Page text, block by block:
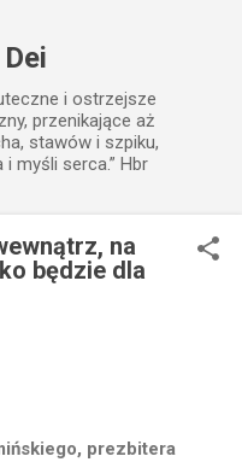
i ostrzejsze
przenikające aż
stawów i szpiku,
myśli serca.” Hbr
na
będzie dla
prezbitera